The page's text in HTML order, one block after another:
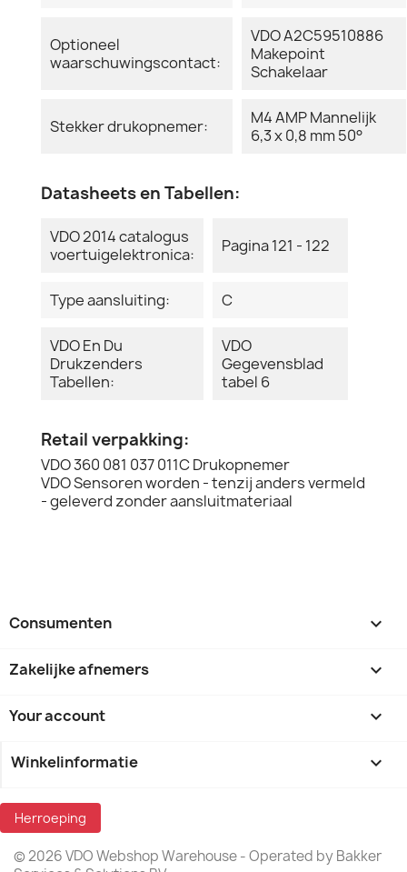
Optioneel
waarschuwingscontact:
VDO A2C59510886
Makepoint
Schakelaar
Stekker drukopnemer:
M4 AMP Mannelijk
6,3 x 0,8 mm 50°
Datasheets en Tabellen:
VDO 2014 catalogus
voertuigelektronica:
Pagina 121 - 122
Type aansluiting: C
VDO En Du
Drukzenders
Tabellen:
VDO
Gegevensblad
tabel 6
Retail verpakking:
VDO 360 081 037 011C Drukopnemer
VDO Sensoren worden - tenzij anders vermeld
- geleverd zonder aansluitmateriaal
Consumenten 
Zakelijke afnemers 
Your account 
Winkelinformatie keyboard_arrow_down
Herroeping
© 2026 VDO Webshop Warehouse - Operated by Bakker